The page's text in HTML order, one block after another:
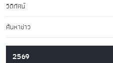
วิดีทัศน์
ค้นหาข่าว
2569